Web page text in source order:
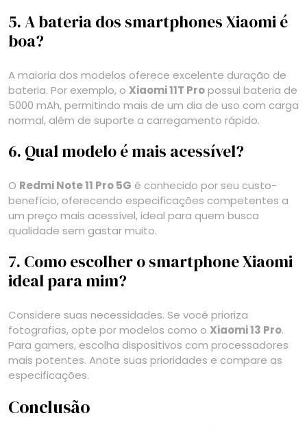
5. A bateria dos smartphones Xiaomi é
boa?
A maioria dos modelos oferece excelente duração de
bateria. Por exemplo, o Xiaomi 11T Propossui bateria de
5000 mAh, permitindo mais de um dia de uso com carga
normal, além de suporte a carregamento rápido.
6. Qual modelo é mais acessível?
O Redmi Note 11 Pro 5G é conhecido por seu custo-
benefício, oferecendo especificações competentes a
um preço mais acessível, ideal para quem busca
qualidade sem gastar muito.
7. Como escolher o smartphone Xiaomi
ideal para mim?
Considere suas necessidades. Se você prioriza
fotografias, opte por modelos como o Xiaomi 13 Pro.
Para gamers, escolha dispositivos com processadores
mais potentes. Anote suas prioridades e compare as
especificações.
Conclusão